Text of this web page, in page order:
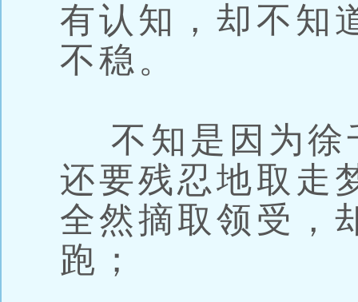
有认知，却不知
不稳。
不知是因为徐
还要残忍地取走
全然摘取领受，
跑；